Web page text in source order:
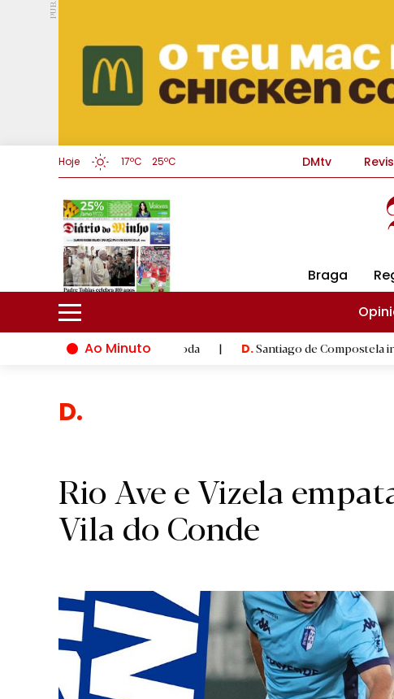
PUB.
Hoje 17ºC 25ºC DMtv
Braga
Ao Minuto
do mundo da moda | Santiago de Compostela inaugura XVI
Despor
Rio Ave e Vizela
Vila do Conde